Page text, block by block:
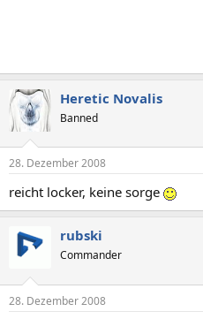
Heretic Novalis
Banned
28. Dezember 2008
reicht locker, keine sorge
rubski
Commander
28. Dezember 2008